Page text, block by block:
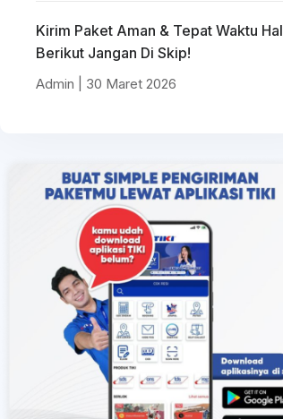
Kirim Paket Aman & Tepat Waktu Hal
Berikut Jangan Di Skip!
Admin | 30 Maret 2026